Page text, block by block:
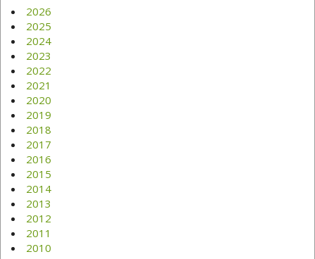
2026
2025
2024
2023
2022
2021
2020
2019
2018
2017
2016
2015
2014
2013
2012
2011
2010